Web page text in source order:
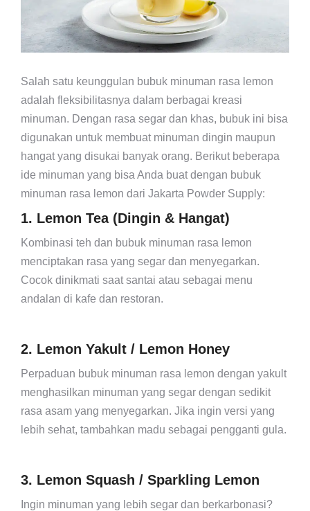
Salah satu keunggulan bubuk minuman rasa lemon
adalah fleksibilitasnya dalam berbagai kreasi
minuman. Dengan rasa segar dan khas, bubuk ini bisa
digunakan untuk membuat minuman dingin maupun
hangat yang disukai banyak orang. Berikut beberapa
ide minuman yang bisa Anda buat dengan bubuk
minuman rasa lemon dari Jakarta Powder Supply:
1. Lemon Tea (Dingin & Hangat)
Kombinasi teh dan bubuk minuman rasa lemon
menciptakan rasa yang segar dan menyegarkan.
Cocok dinikmati saat santai atau sebagai menu
andalan di kafe dan restoran.
2. Lemon Yakult / Lemon Honey
Perpaduan bubuk minuman rasa lemon dengan yakult
menghasilkan minuman yang segar dengan sedikit
rasa asam yang menyegarkan. Jika ingin versi yang
lebih sehat, tambahkan madu sebagai pengganti gula.
3. Lemon Squash / Sparkling Lemon
Ingin minuman yang lebih segar dan berkarbonasi?